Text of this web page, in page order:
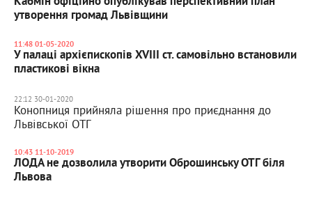
утворення громад Львівщини
11:48 01-05-2020
У палаці архієпископів XVIII ст. самовільно встановили
пластикові вікна
22:12 30-01-2020
Конопниця прийняла рішення про приєднання до
Львівської ОТГ
10:43 11-10-2019
ЛОДА не дозволила утворити Оброшинську ОТГ біля
Львова